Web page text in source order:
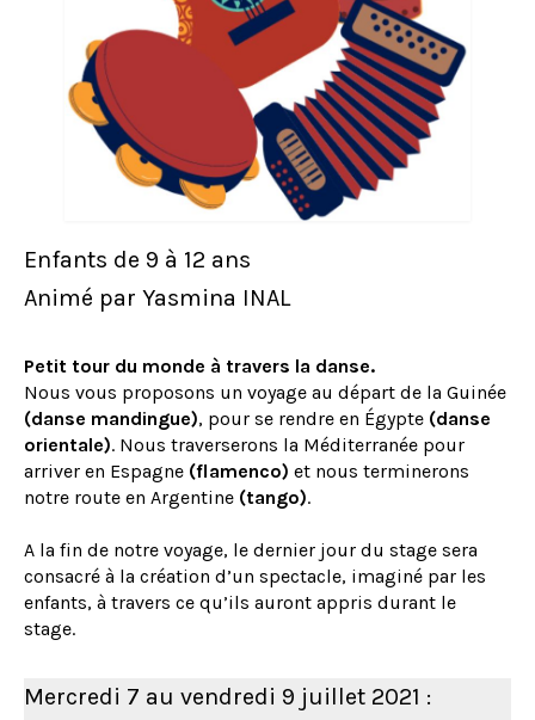
Enfants de 9 à 12 ans
Animé par Yasmina INAL
Petit tour du monde à travers la danse.
Nous vous proposons un voyage au départ de la Guinée
(danse mandingue), pour se rendre en Égypte (danse
orientale). Nous traverserons la Méditerranée pour
arriver en Espagne (flamenco) et nous terminerons
notre route en Argentine (tango).
A la fin de notre voyage, le dernier jour du stage sera
consacré à la création d’un spectacle, imaginé par les
enfants, à travers ce qu’ils auront appris durant le
stage.
Mercredi 7 au vendredi 9 juillet 2021 :